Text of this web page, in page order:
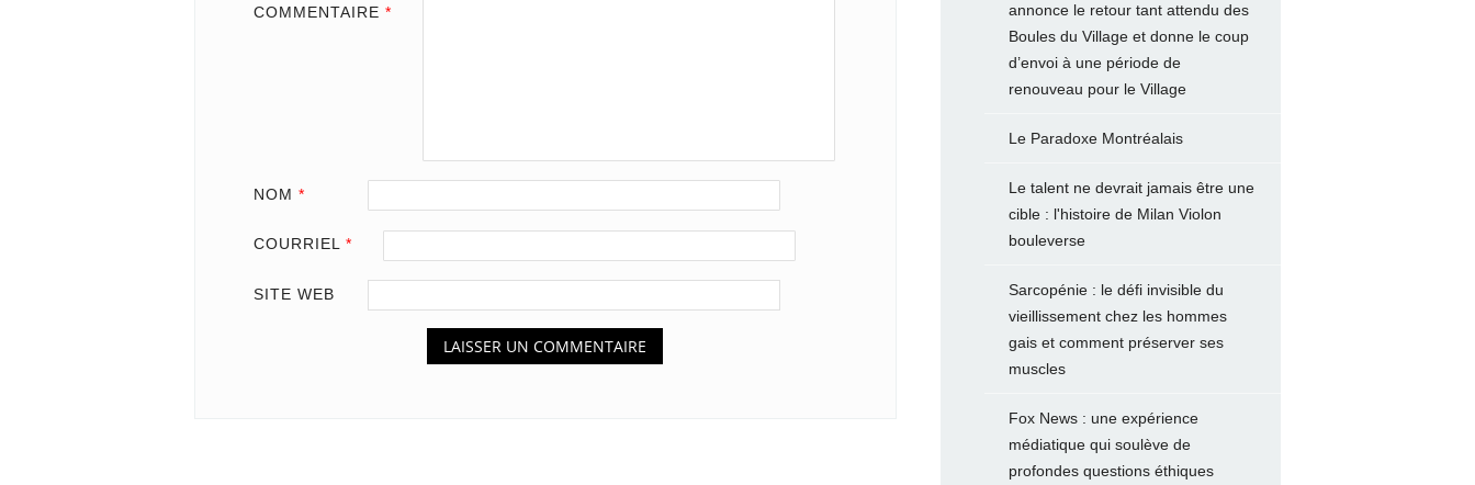
COMMENTAIRE *
NOM *
COURRIEL *
SITE WEB
annonce le retour tant attendu des
Boules du Village et donne le coup
d’envoi à une période de
renouveau pour le Village
Le Paradoxe Montréalais
Le talent ne devrait jamais être une
cible : l'histoire de Milan Violon
bouleverse
Sarcopénie : le défi invisible du
vieillissement chez les hommes
gais et comment préserver ses
muscles
Fox News : une expérience
médiatique qui soulève de
profondes questions éthiques